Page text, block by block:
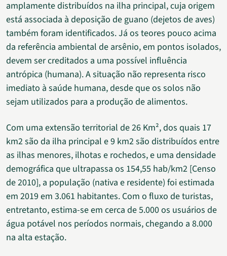
amplamente distribuídos na ilha principal, cuja origem
está associada à deposição de guano (dejetos de aves)
também foram identificados. Já os teores pouco acima
da referência ambiental de arsênio, em pontos isolados,
devem ser creditados a uma possível influência
antrópica (humana). A situação não representa risco
imediato à saúde humana, desde que os solos não
sejam utilizados para a produção de alimentos.
Com uma extensão territorial de 26 Km², dos quais 17
km2 são da ilha principal e 9 km2 são distribuídos entre
as ilhas menores, ilhotas e rochedos, e uma densidade
demográfica que ultrapassa os 154,55 hab/km2 [Censo
de 2010], a população (nativa e residente) foi estimada
em 2019 em 3.061 habitantes. Com o fluxo de turistas,
entretanto, estima-se em cerca de 5.000 os usuários de
água potável nos períodos normais, chegando a 8.000
na alta estação.